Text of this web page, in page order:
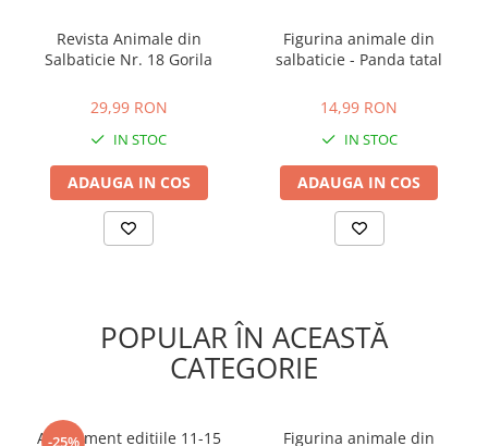
Revista Animale din
Salbaticie Nr. 18 Gorila
29,99 RON
IN STOC
ADAUGA IN COS
Figurina animale din
salbaticie - Panda tatal
14,99 RON
IN STOC
ADAUGA IN COS
POPULAR ÎN ACEASTĂ
CATEGORIE
-25%
Abonament editiile 11-15
Figurina animale din